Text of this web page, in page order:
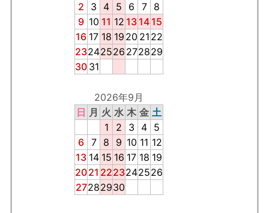
2
3 4 5 6 7
8
9 10 11 12 13 14 15
16 17 18 19 20 21 22
23242526 272829
30 31
2026年9月
日 月 火 水 木 金 土
1
2 3 4 5
6 7 8 9 10 11 12
13 14 15 16 17 18 19
2021 2223242526
27282930